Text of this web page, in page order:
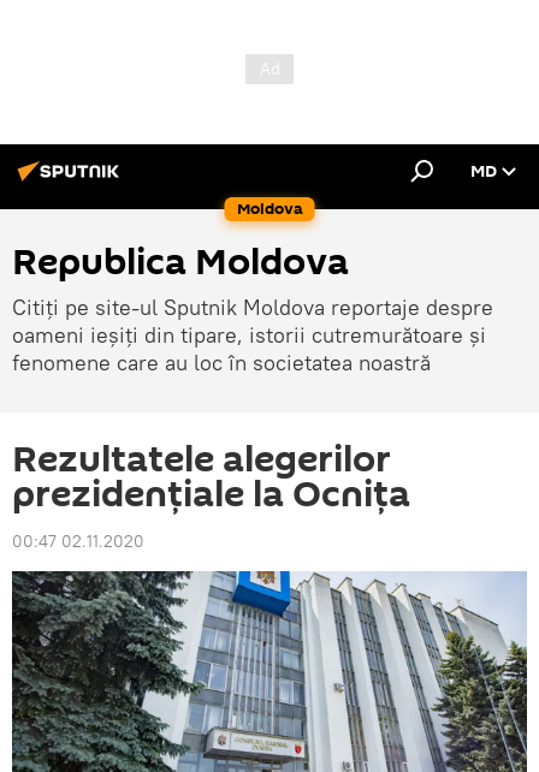
Moldova
MD
Republica Moldova
Citiți pe site-ul Sputnik Moldova reportaje despre
oameni ieșiți din tipare, istorii cutremurătoare și
fenomene care au loc în societatea noastră
Rezultatele alegerilor
prezidențiale la Ocnița
00:47 02.11.2020